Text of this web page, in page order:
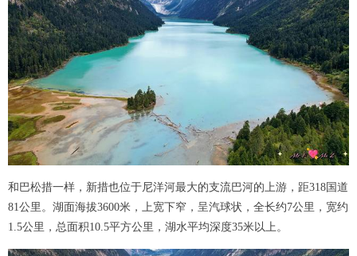
和巴松措一样，新措也位于尼洋河最大的支流巴河的上游，距318国道
81公里。湖面海拔3600米，上宽下窄，呈汽球状，全长约7公里，宽约
1.5公里，总面积10.5平方公里，湖水平均深度35米以上。